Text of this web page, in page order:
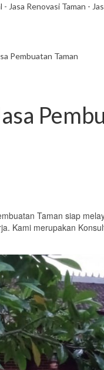
Jasa Renovasi Taman -
Pembuatan Taman
Taman siap
Kami merupakan